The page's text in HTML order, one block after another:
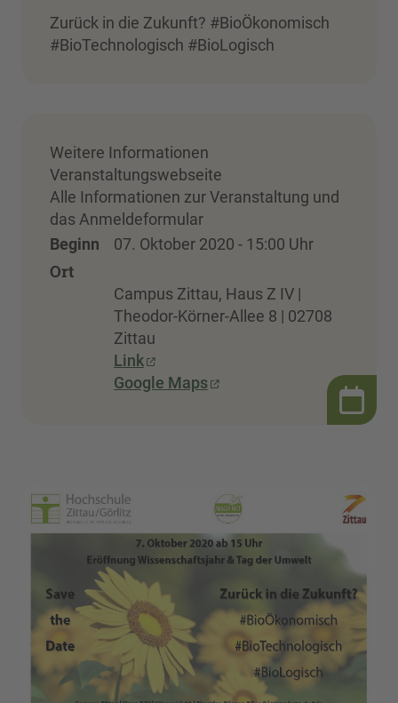
Zurück in die Zukunft? #BioÖkonomisch
#BioTechnologisch #BioLogisch
Weitere Informationen
Veranstaltungswebseite
Alle Informationen zur Veranstaltung und
das Anmeldeformular
Beginn
07. Oktober 2020 - 15:00 Uhr
Ort
Campus Zittau, Haus Z IV |
Theodor-Körner-Allee 8 | 02708
Zittau
Link
Google Maps